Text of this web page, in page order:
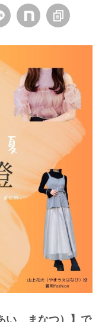
い、まなつ）】で